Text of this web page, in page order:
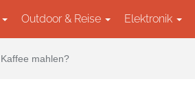
Outdoor & Reise Elektronik
mahlen?